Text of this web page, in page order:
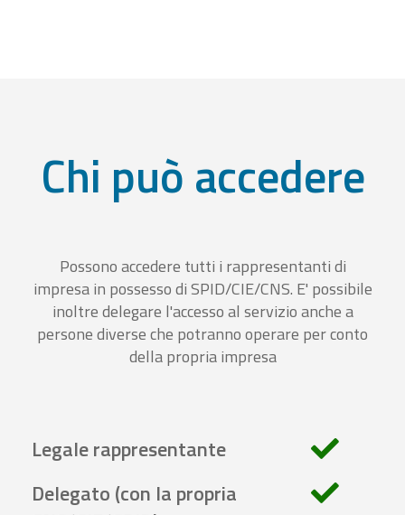
Chi può accedere
Possono accedere tutti i rappresentanti di
impresa in possesso di SPID/CIE/CNS. E' possibile
inoltre delegare l'accesso al servizio anche a
persone diverse che potranno operare per conto
della propria impresa
Legale rappresentante
Delegato (con la propria